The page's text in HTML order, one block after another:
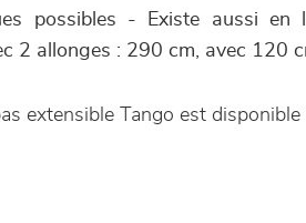
possibles - Existe aussi en
2 allonges : 290 cm, avec 120
extensible Tango est